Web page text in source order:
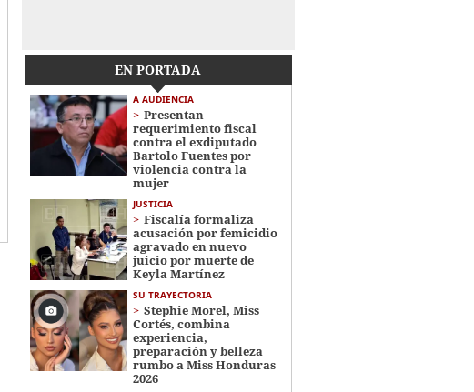
EN PORTADA
A AUDIENCIA
Presentan
requerimiento fiscal
contra el exdiputado
Bartolo Fuentes por
violencia contra la
mujer
JUSTICIA
Fiscalía formaliza
acusación por femicidio
agravado en nuevo
juicio por muerte de
Keyla Martínez
SU TRAYECTORIA
Stephie Morel, Miss
Cortés, combina
experiencia,
preparación y belleza
rumbo a Miss Honduras
2026